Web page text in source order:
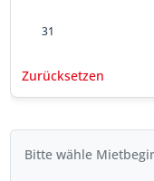
31
Zurücksetzen
Bitte wähle